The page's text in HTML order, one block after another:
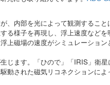
、内部を光によって観測すること
る様子を再現し、浮上速度などを
上磁場の速度がシミュレーション
じます。「ひので」「IRIS」衛星
動された磁気リコネクションによ